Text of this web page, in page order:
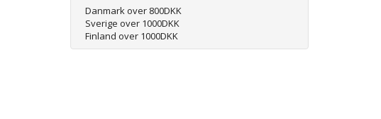
Danmark over 800DKK
Sverige over 1000DKK
Finland over 1000DKK